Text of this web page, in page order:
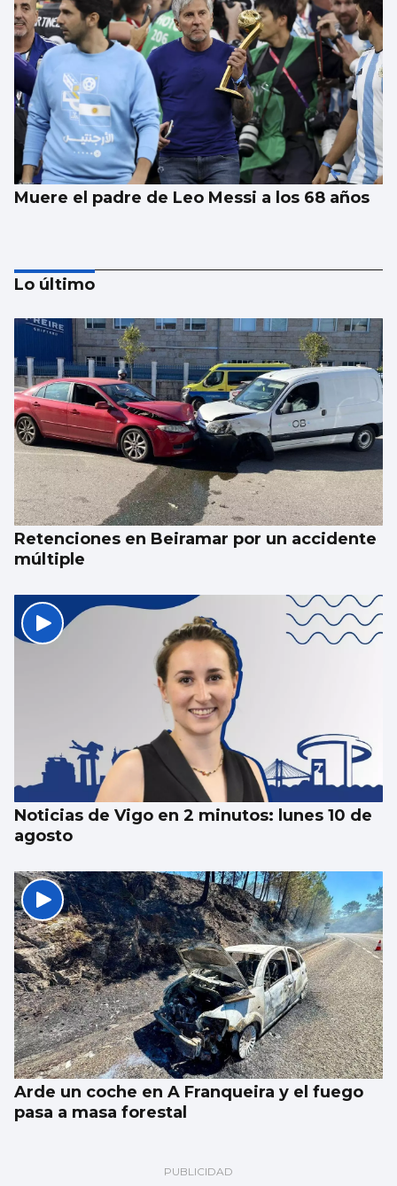
Muere el padre de Leo Messi a los 68 años
Abraham Mateo sorprende en Castrelos
vistiendo una camiseta vintage del Celta
Lo último
Retenciones en Beiramar por un accidente
múltiple
Noticias de Vigo en 2 minutos: lunes 10 de
agosto
Arde un coche en A Franqueira y el fuego
pasa a masa forestal